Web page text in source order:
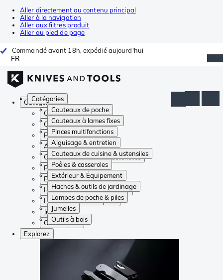
Aller directement au contenu principal
Aller à la navigation
Aller aux filtres produit
Aller au pied de page
Commandé avant 18h, expédié aujourd'hui
FR
Catégories
Couteaux de poche
Couteaux à lames fixes
Pinces multifonctions
Aiguisage & entretien
Couteaux de cuisine & ustensiles
Poêles & casseroles
Extérieur & Équipement
Haches & outils de jardinage
Lampes de poche & piles
Jumelles
Outils à bois
Catégories
Couteaux de poche
Couteaux à lames fixes
Pinces multifonctions
Aiguisage & entretien
Couteaux de cuisine & ustensiles
Poêles & casseroles
Extérieur & Équipement
Haches & outils de jardinage
Lampes de poche & piles
Jumelles
Outils à bois
Explorez